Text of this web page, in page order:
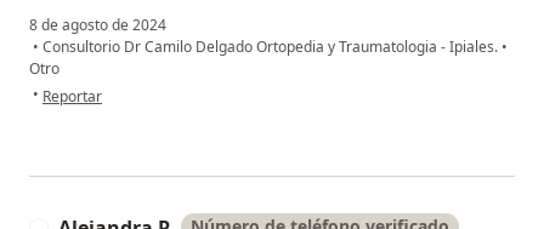
8 de agosto de 2024
• Consultorio Dr Camilo Delgado Ortopedia y Traumatologia - Ipiales. •
Otro
• en opinión del usuario Fabiola Guerra
Reportar